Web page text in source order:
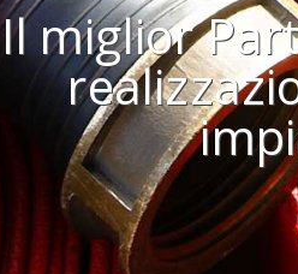
Il miglior